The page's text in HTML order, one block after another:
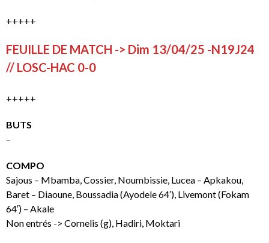
+++++
FEUILLE DE MATCH -> Dim 13/04/25 -N19J24
// LOSC-HAC 0-0
+++++
BUTS
–
COMPO
Sajous – Mbamba, Cossier, Noumbissie, Lucea – Apkakou,
Baret – Diaoune, Boussadia (Ayodele 64′), Livemont (Fokam
64′) – Akale
Non entrés -> Cornelis (g), Hadiri, Moktari